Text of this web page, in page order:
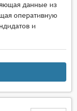
данные из
оперативную
и